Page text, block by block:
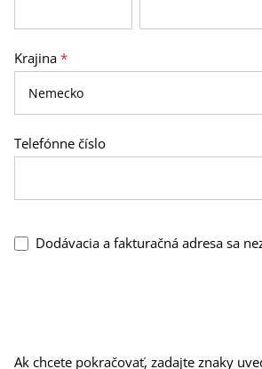
Krajina *
Telefónne číslo
Dodávacia a fakturačná adresa sa
Ak chcete pokračovať, zadajte znaky